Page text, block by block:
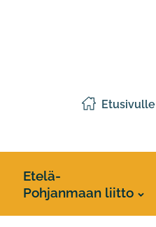
Etusivulle
Etelä-
Pohjanmaan liitto